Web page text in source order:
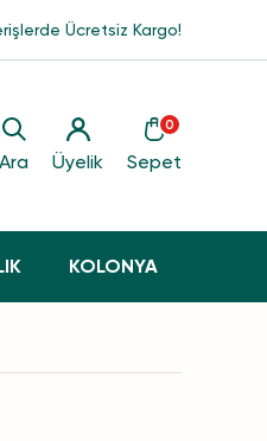
Ara Üyelik
0
Sepet
KOLONYA
Ücretsiz Kargo!